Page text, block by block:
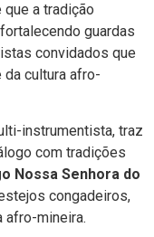
a tradição
guardas
convidados que
cultura afro-
instrumentista, traz
com tradições
Nossa Senhora do
congadeiros,
afro-mineira.